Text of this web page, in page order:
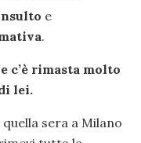
e
.
e c’è rimasta molto
lei.
sera a Milano